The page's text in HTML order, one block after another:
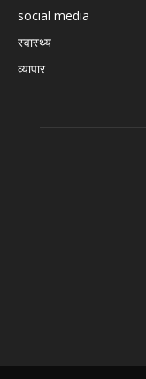
social media
स्वास्थ्य
व्यापार